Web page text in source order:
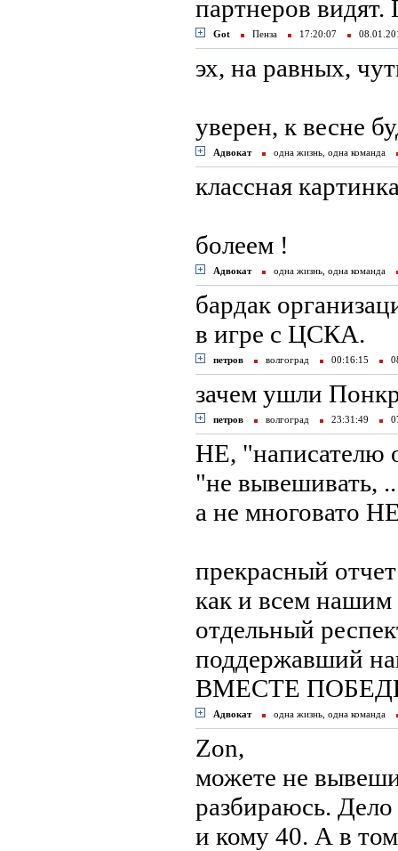
партнеров
Got Пенза 17:20:07
эх, на равных,
уверен, к весне
Адвокат одна жизнь, одна команда
классная
болеем !
Адвокат одна жизнь, одна команда
бардак
в игре с ЦСКА.
петров волгоград 00:16:15
зачем ушли
петров волгоград 23:31:49
НЕ, "написателю
"не вывешивать,
а не многовато
прекрасный
как и всем
отдельный
поддержавший
ВМЕСТЕ
Адвокат одна жизнь, одна команда
Zon,
можете не
разбираюсь.
и кому 40. А в